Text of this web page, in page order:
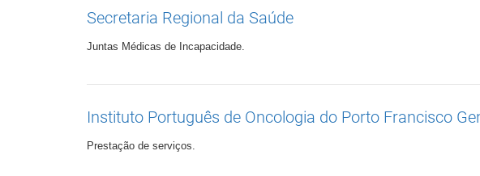
Secretaria Regional da Saúde
Juntas Médicas de Incapacidade.
Instituto Português de Oncologia do Porto Francisco
Prestação de serviços.